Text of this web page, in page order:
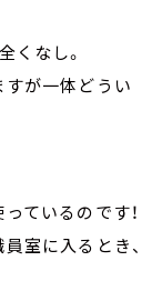
くなし。
が一体どうい
ているのです！
室に入るとき、